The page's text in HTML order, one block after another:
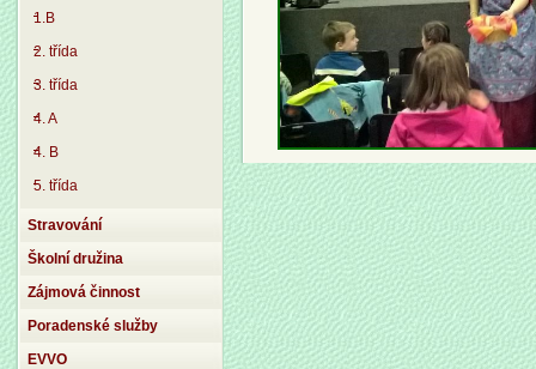
1.B
2. třída
3. třída
4. A
4. B
5. třída
Stravování
Školní družina
Zájmová činnost
Poradenské služby
EVVO